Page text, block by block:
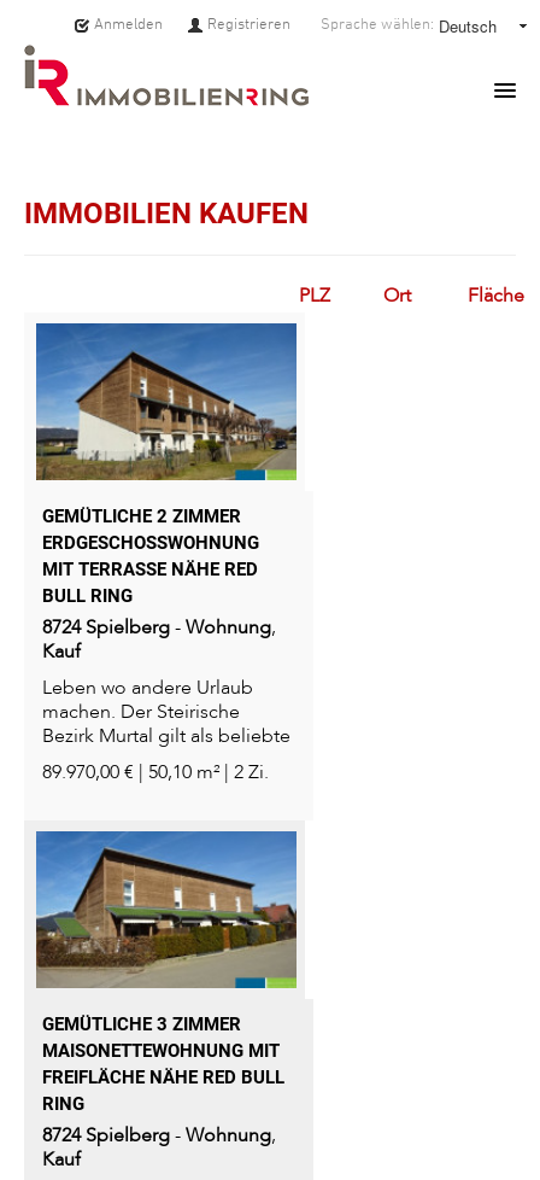
Sprache wählen:
Anmelden Registrieren
IMMOBILIEN
MAKLER:INNEN
ÜBER UNS
SERVICE
PRESSE
IMMOBILIEN KAUFEN
PLZ Ort Fläche
GEMÜTLICHE 2 ZIMMER
ERDGESCHOSSWOHNUNG M
IT TERRASSE NÄHE RED B
ULL RING
8724 Spielberg-Wohnung,
Kauf
Leben wo andere Urlaub
machen. Der Steirische
Bezirk Murtal gilt als beliebte
Urlaubsregion im...
89.970,00 € | 50,10 m² | 2 Zi.
GEMÜTLICHE 3 ZIMMER
MAISONETTEWOHNUNG MIT
FREIFLÄCHE NÄHE RED BULL
RING
8724 Spielberg-Wohnung,
Kauf